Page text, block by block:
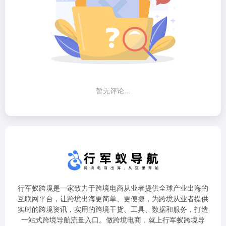
暂无评论...
行军蚁跨境是一家致力于跨境电商从业者提供全球产业出海的
互联网平台，让跨境出海更简单、更便捷，为跨境从业者提供
实时的跨境资讯，实用的跨境干货、工具、数据和服务，打造
一站式跨境导航流量入口。做跨境电商，就上行军蚁跨境导